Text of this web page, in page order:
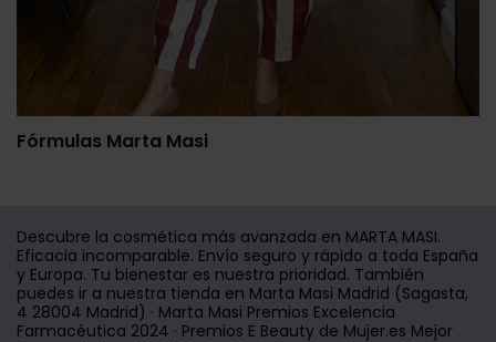
Fórmulas Marta Masi
Descubre la cosmética más avanzada en MARTA MASI.
Eficacia incomparable. Envío seguro y rápido a toda España
y Europa. Tu bienestar es nuestra prioridad. También
puedes ir a nuestra tienda en Marta Masi Madrid (Sagasta,
4 28004 Madrid) · Marta Masi Premios Excelencia
Farmacéutica 2024 · Premios E Beauty de Mujer.es Mejor